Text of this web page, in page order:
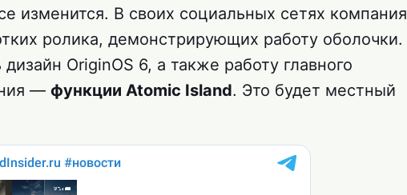
изменится. В своих социальных сетях компания
ролика, демонстрирующих работу оболочки.
OriginOS 6, а также работу главного
— функции Atomic Island. Это будет местный